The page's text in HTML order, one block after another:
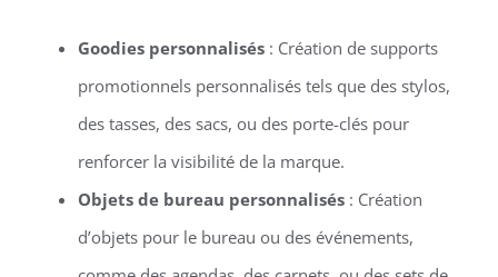
Goodies personnalisés: Création de supports
promotionnels personnalisés tels que des stylos,
des tasses, des sacs, ou des porte-clés pour
renforcer la visibilité de la marque.
Objets de bureau personnalisés: Création
d’objets pour le bureau ou des événements,